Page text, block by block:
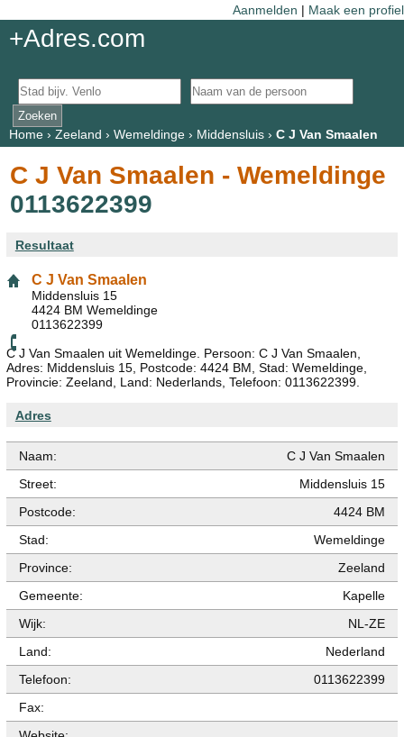
Aanmelden | Maak een profiel
+Adres.com
Home› Zeeland › Wemeldinge› Middensluis› C J Van Smaalen
C J Van Smaalen - Wemeldinge
0113622399
Resultaat
C J Van Smaalen
Middensluis 15
4424 BM Wemeldinge
0113622399
C J Van Smaalen uit Wemeldinge. Persoon: C J Van Smaalen,
Adres: Middensluis 15, Postcode: 4424 BM, Stad: Wemeldinge,
Provincie: Zeeland, Land: Nederlands, Telefoon: 0113622399.
Adres
Naam:
C J Van Smaalen
Street:
Middensluis 15
Postcode:
4424 BM
Stad:
Wemeldinge
Province:
Zeeland
Gemeente:
Kapelle
Wijk:
NL-ZE
Land:
Nederland
Telefoon:
0113622399
Fax: